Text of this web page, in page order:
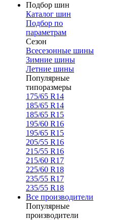
Подбор шин
Каталог шин
Подбор по
параметрам
Сезон
Всесезонные шины
Зимние шины
Летние шины
Популярные
типоразмеры
175/65 R14
185/65 R14
185/65 R15
195/60 R16
195/65 R15
205/55 R16
215/55 R16
215/60 R17
225/60 R18
235/55 R17
235/55 R18
Все производители
Популярные
производители